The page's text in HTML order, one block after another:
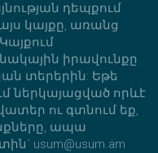
դեպքում
կայքը, առանց
իրավունքը
տերերին: Եթե
ներկայացված որևէ
ու գտնում եք,
ապա
usum@usum.am